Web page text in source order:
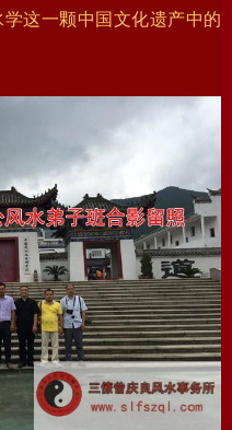
这一颗中国文化遗产中的